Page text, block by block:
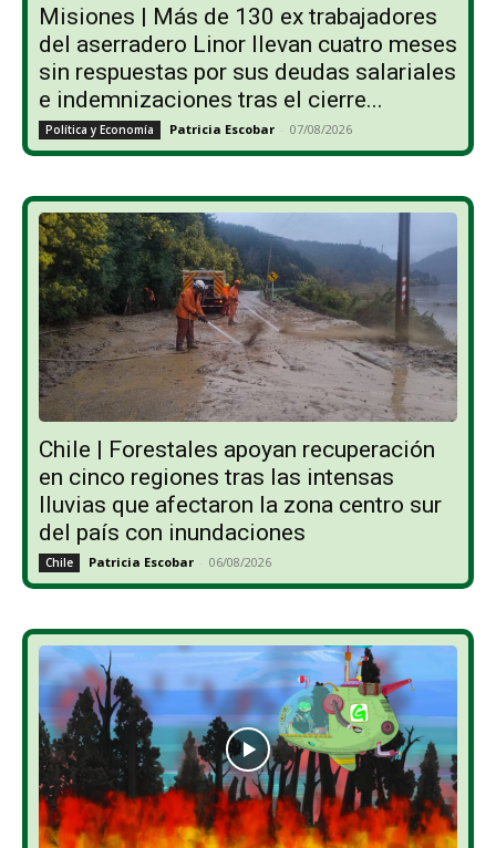
Misiones | Más de 130 ex trabajadores
del aserradero Linor llevan cuatro meses
sin respuestas por sus deudas salariales
e indemnizaciones tras el cierre...
Política y Economía Patricia Escobar - 07/08/2026
Chile | Forestales apoyan recuperación
en cinco regiones tras las intensas
lluvias que afectaron la zona centro sur
del país con inundaciones
Chile Patricia Escobar - 06/08/2026